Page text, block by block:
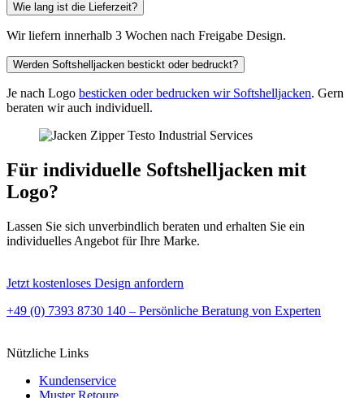
Wie lang ist die Lieferzeit?
Wir liefern innerhalb 3 Wochen nach Freigabe Design.
Werden Softshelljacken bestickt oder bedruckt?
Je nach Logo besticken oder bedrucken wir Softshelljacken. Gern
beraten wir auch individuell.
Für individuelle Softshelljacken mit
Logo?
Lassen Sie sich unverbindlich beraten und erhalten Sie ein
individuelles Angebot für Ihre Marke.
Jetzt kostenloses Design anfordern
+49 (0) 7393 8730 140 – Persönliche Beratung von Experten
Nützliche Links
Kundenservice
Muster Retoure